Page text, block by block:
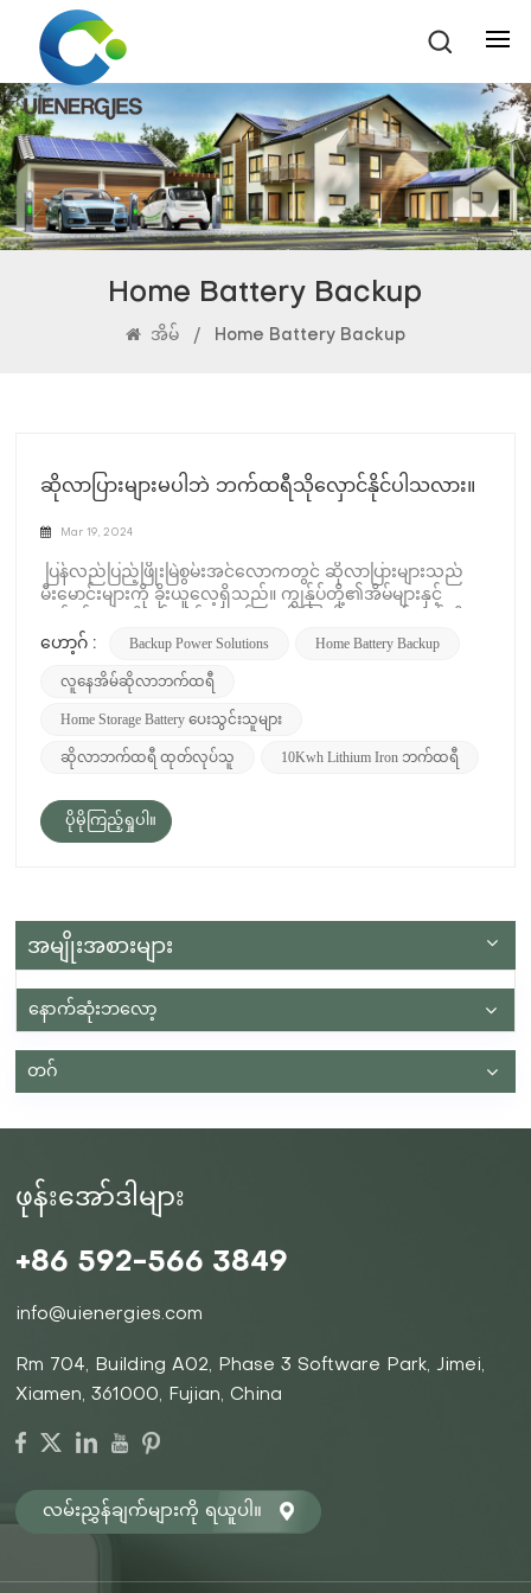
Home Battery Backup
အိမ် / Home Battery Backup
ဆိုလာပြားများမပါဘဲ ဘက်ထရီသိုလှောင်နိုင်ပါသလား။
Mar 19, 2024
ပြန်လည်ပြည့်ဖြိုးမြဲစွမ်းအင်လောကတွင် ဆိုလာပြားများသည်
မီးမောင်းများကို ခိုးယူလေ့ရှိသည်။ ကျွန်ုပ်တို့၏အိမ်များနှင့်
အသုံးချကာ ရေရှည်တည်တံ့မှုအတွက် ပိုစတာကလေးအဖြစ်
ဘယ်လိုလဲ။ ၎င်းသည် ဆိုလာပြားများနှင့် သီးခြားတည်ရှိနိုင်
သလား၊ သို့မဟုတ် ၎င်းတို့သည် ပက်ကေ့ခ်ျသဘောတူညီချက်
တစ်ခုလား။ ယနေ့တွင်၊ ဆိုလာပြားများမပါဘဲ ဘက်ထရီသိုလှောင်
မှုနောက်ကွယ်ရှိ အမှန်တရားကို ရှာဖွေဖော်ထုတ်ရန် ဤစိတ်ဝင်စား
သိုလှောင်မှု မြင့်တက်လာခြင်း။ ဘက်ထရီသိုလှောင်မှုစနစ်များ မ
ကြာသေးမီနှစ်များအတွင်း သိသာထင်ရှားသော အာရုံစိုက်မှုရရှိခဲ့
ပြီး အကြောင်းပြချက်ကောင်းများ ရရှိခဲ့သည်။ ပြန်လည်ပြည့်ဖြိုး
နေရောင်ခြည်နှင့် လေကဲ့သို့သော ပြန်လည်ပြည့်ဖြိုးမြဲ
အရင်းအမြစ်များသည် ရာသီဥတုအခြေအနေနှင့် နေ့အချိန်တို့
မှုသည် ထုတ်လုပ်မှုမြင့်မားသောကာလများအတွင်း ထုတ်ပေး
သည့်ပိုလျှံသောစွမ်းအင်ကို သိုလှောင်ပြီး ဝယ်လိုအားများနေချိန်
ဤပြဿနာကို ဖြေရှင်းပေးပါသည်။ ယင်းက ပိုမိုယုံကြည်စိတ်ချရ
ပြီး တသမတ်တည်းလျှပ်စစ်ဓာတ်အား ပေးဝေနိုင်စေကာ ပြန်လည်
မှုသည် ဆိုလာပြားများနှင့် မကြာခဏ ဆက်စပ်နေသော်လည်း
ပြန်လည်ပြည့်ဖြိုးမြဲ စွမ်းအင် သုံးစွဲမှုကို အမြင့်ဆုံး ဖြစ်အောင်
၎င်းတို့ နှစ်ခုသည် အပြန်အလှန် သီးသန့် မဟုတ်ပါ။ တကယ်
တော့၊ ဘက်ထရီသိုလှောင်မှုဟာ နေရောင်ခြည်စွမ်းအင်ကို
ဆိုလာပြားတွေနဲ့ သီးခြားတည်ရှိနိုင်ပါတယ်။ Grid
လီကေးရှင်းတစ်ခုမှာ grid stabilization ဖြစ်သည်။ ပြန်လည်
ပြည့်ဖြိုးမြဲစွမ်းအင်ရင်းမြစ်များကို လျှပ်စစ်ဓာတ်အားလိုင်းသို့ တိုး
မြှင့်ပေါင်းစပ်ခြင်းဖြင့် တည်ငြိမ်မှုကို ထိန်းသိမ်းခြင်းသည်
အရေးကြီးပါသည်။ ဘက်ထရီသိုလှောင်မှုစနစ်များသည် ရောင်း
လိုအားနှင့် ဝယ်လိုအားကို ချိန်ခွင်လျှာညှိရန် လိုအပ်သော ပျော့
အတက်အကျများကို စီမံခန့်ခွဲနိုင်သည်၊ ထို့ကြောင့် ဂ
ရစ်၏ယုံကြည်စိတ်ချရမှုနှင့် ခံနိုင်ရည်အားကို မြှင့်တင်ပေး
အရေးပေါ်အခြေအနေများအတွင်း အရန်ပါဝါကို ပေးဆောင်ခြင်း
ဟော့ဂ် : Backup Power Solutions Home Battery Backup
လူနေအိမ်ဆိုလာဘက်ထရီ
Home Storage Battery ပေးသွင်းသူများ
ဆိုလာဘက်ထရီ ထုတ်လုပ်သူ 10Kwh Lithium Iron ဘက်ထရီ
ပိုမိုကြည့်ရှုပါ။
အမျိုးအစားများ
နောက်ဆုံးဘလော့
တဂ်
ဖုန်းအော်ဒါများ
+86 592-566 3849
info@uienergies.com
Rm 704, Building A02, Phase 3 Software Park, Jimei,
Xiamen, 361000, Fujian, China
လမ်းညွှန်ချက်များကို ရယူပါ။